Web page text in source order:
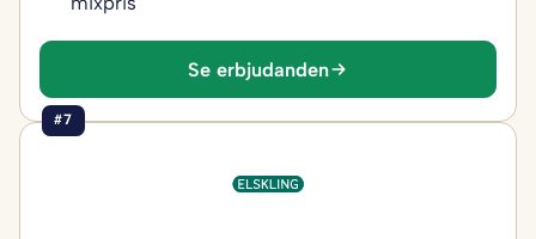
Se erbjudanden
#7